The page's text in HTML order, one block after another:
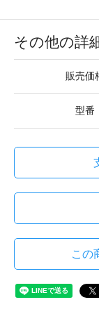
その他の詳
販売価
型番
この